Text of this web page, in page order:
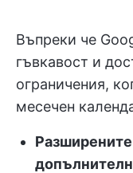
Въпреки че
гъвкавост и
ограничения,
месечен